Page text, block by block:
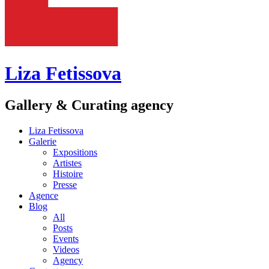
Liza Fetissova
Gallery & Curating agency
Liza Fetissova
Galerie
Expositions
Artistes
Histoire
Presse
Agence
Blog
All
Posts
Events
Videos
Agency